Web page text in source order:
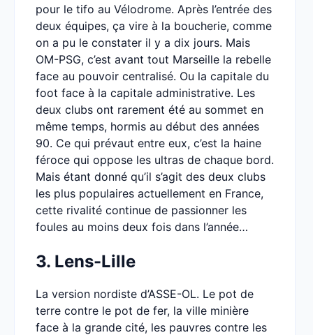
pour le tifo au Vélodrome. Après l’entrée des
deux équipes, ça vire à la boucherie, comme
on a pu le constater il y a dix jours. Mais
OM-PSG, c’est avant tout Marseille la rebelle
face au pouvoir centralisé. Ou la capitale du
foot face à la capitale administrative. Les
deux clubs ont rarement été au sommet en
même temps, hormis au début des années
90. Ce qui prévaut entre eux, c’est la haine
féroce qui oppose les ultras de chaque bord.
Mais étant donné qu’il s’agit des deux clubs
les plus populaires actuellement en France,
cette rivalité continue de passionner les
foules au moins deux fois dans l’année…
3. Lens-Lille
La version nordiste d’ASSE-OL. Le pot de
terre contre le pot de fer, la ville minière
face à la grande cité, les pauvres contre les